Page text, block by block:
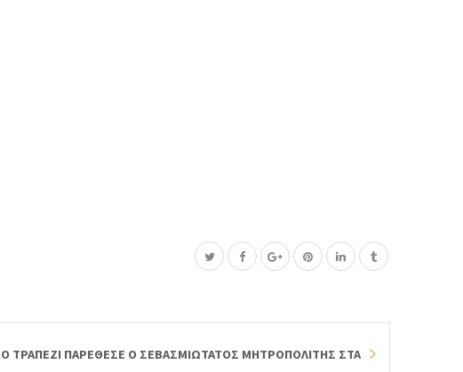
ΤΡΑΠΕΖΙ ΠΑΡΕΘΕΣΕ Ο ΣΕΒΑΣΜΙΩΤΑΤΟΣ ΜΗΤΡΟΠΟΛΙΤΗΣ ΣΤΑ